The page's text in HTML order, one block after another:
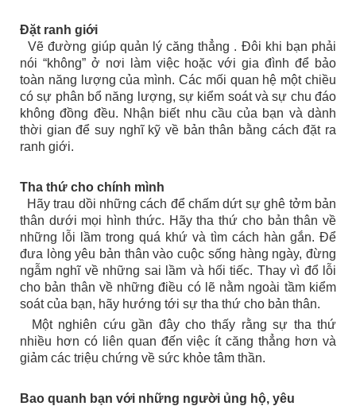
Đặt ranh giới
Vẽ đường giúp quản lý căng thẳng . Đôi khi bạn phải
nói “không” ở nơi làm việc hoặc với gia đình để bảo
toàn năng lượng của mình. Các mối quan hệ một chiều
có sự phân bổ năng lượng, sự kiểm soát và sự chu đáo
không đồng đều. Nhận biết nhu cầu của bạn và dành
thời gian để suy nghĩ kỹ về bản thân bằng cách đặt ra
ranh giới.
Tha thứ cho chính mình
Hãy trau dồi những cách để chấm dứt sự ghê tởm bản
thân dưới mọi hình thức. Hãy tha thứ cho bản thân về
những lỗi lầm trong quá khứ và tìm cách hàn gắn. Để
đưa lòng yêu bản thân vào cuộc sống hàng ngày, đừng
ngẫm nghĩ về những sai lầm và hối tiếc. Thay vì đổ lỗi
cho bản thân về những điều có lẽ nằm ngoài tầm kiểm
soát của bạn, hãy hướng tới sự tha thứ cho bản thân.
Một nghiên cứu gần đây cho thấy rằng sự tha thứ
nhiều hơn có liên quan đến việc ít căng thẳng hơn và
giảm các triệu chứng về sức khỏe tâm thần.
Bao quanh bạn với những người ủng hộ, yêu